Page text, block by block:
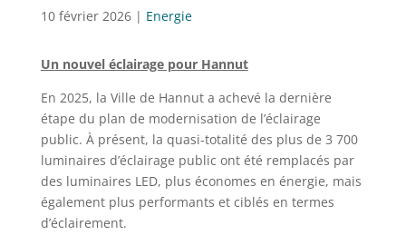
10 février 2026| Energie
Un nouvel éclairage pour Hannut
En 2025, la Ville de Hannut a achevé la dernière
étape du plan de modernisation de l’éclairage
public. À présent, la quasi-totalité des plus de 3 700
luminaires d’éclairage public ont été remplacés par
des luminaires LED, plus économes en énergie, mais
également plus performants et ciblés en termes
d’éclairement.